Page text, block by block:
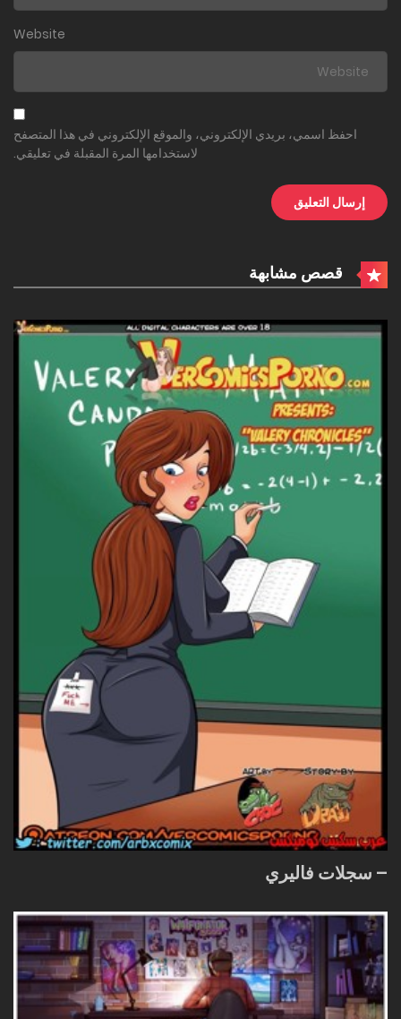
Website
احفظ اسمي، بريدي الإلكتروني، والموقع الإلكتروني في هذا المتصفح
لاستخدامها المرة المقبلة في تعليقي.
قصص مشابهة
– سجلات فاليري